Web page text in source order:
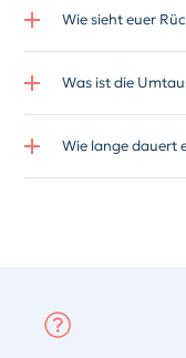
Wie sieht euer
Was ist die
Wie lange dauert